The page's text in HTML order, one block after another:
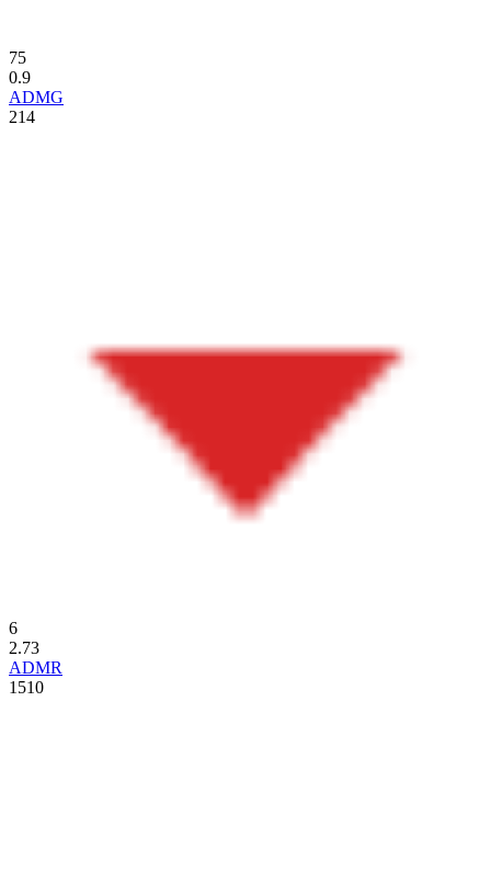
75
0.9
ADMG
214
6
2.73
ADMR
1510